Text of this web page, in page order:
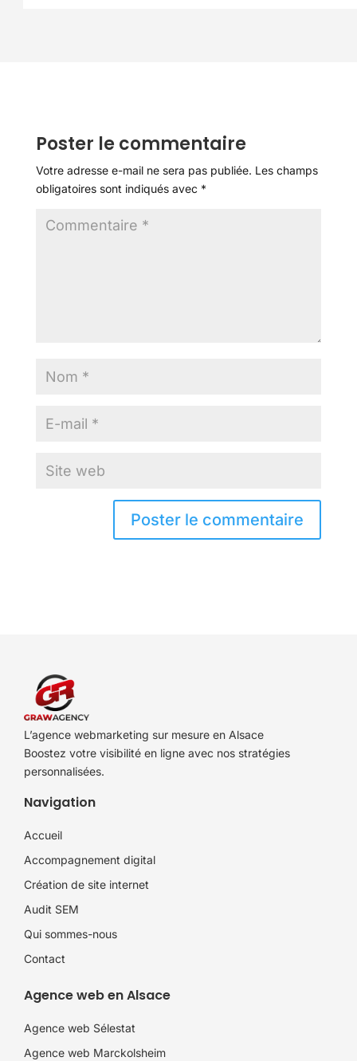
Poster le commentaire
Votre adresse e-mail ne sera pas publiée. Les champs
obligatoires sont indiqués avec *
L’agence webmarketing sur mesure en Alsace
Boostez votre visibilité en ligne avec nos stratégies
personnalisées.
Navigation
Accueil
Accompagnement digital
Création de site internet
Audit SEM
Qui sommes-nous
Contact
Agence web en Alsace
Agence web Sélestat
Agence web Marckolsheim